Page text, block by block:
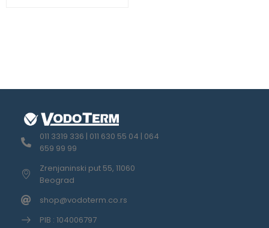
011 3319 336 | 011 630 55 04 | 064
659 99 99
Zrenjaninski put 55, 11060
Beograd
shop@vodoterm.co.rs
PIB : 104006797